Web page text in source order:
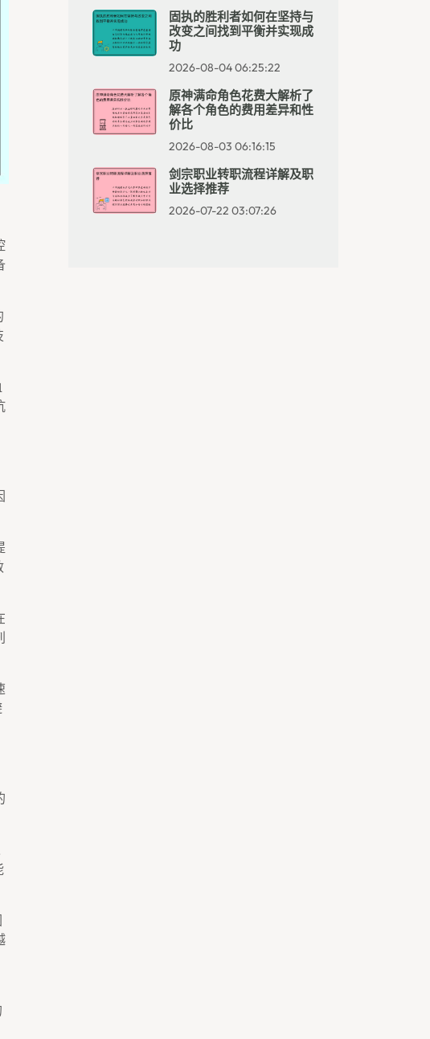
固执的胜利者如何在坚持与
改变之间找到平衡并实现成
功
2026-08-04 06:25:22
原神满命角色花费大解析了
解各个角色的费用差异和性
价比
2026-08-03 06:16:15
剑宗职业转职流程详解及职
业选择推荐
2026-07-22 03:07:26